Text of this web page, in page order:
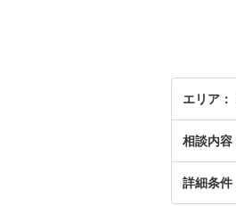
エリア
相談内容
詳細条件